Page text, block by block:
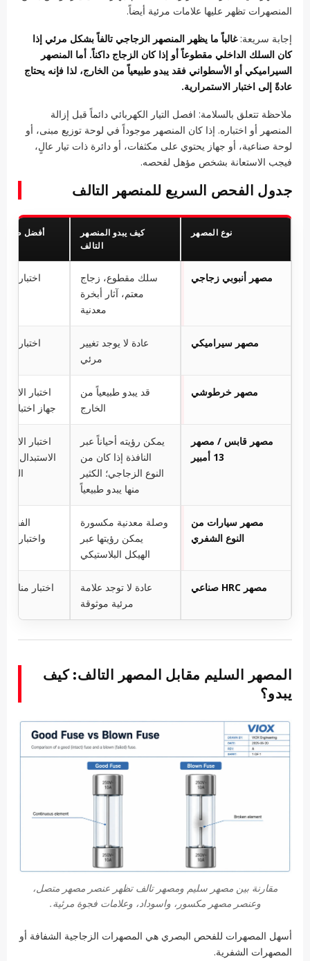
المنصهرات تظهر عليها علامات مرئية أيضاً.
إجابة سريعة:غالباً ما يظهر المنصهر الزجاجي تالفاً بشكل مرئي إذا
كان السلك الداخلي مقطوعاً أو إذا كان الزجاج داكناً. أما المنصهر
السيراميكي أو الأسطواني فقد يبدو طبيعياً من الخارج، لذا فإنه يحتاج
عادةً إلى اختبار الاستمرارية.
ملاحظة تتعلق بالسلامة: افصل التيار الكهربائي دائماً قبل إزالة
المنصهر أو اختباره. إذا كان المنصهر موجوداً في لوحة توزيع مبنى، أو
لوحة صناعية، أو جهاز يحتوي على مكثفات، أو دائرة ذات تيار عالٍ،
فيجب الاستعانة بشخص مؤهل لفحصه.
جدول الفحص السريع للمنصهر التالف
نوع المصهر
كيف يبدو المنصهر
التالف
أفضل طريقة
مصهر أنبوبي زجاجي
سلك مقطوع، زجاج
معتم، آثار أبخرة
معدنية
اختبار
مصهر سيراميكي
عادة لا يوجد تغيير
مرئي
اختبار
مصهر خرطوشي
قد يبدو طبيعياً من
الخارج
اختبار
جهاز اختبار
مصهر قابس / مصهر
13 أمبير
يمكن رؤيته أحياناً عبر
النافذة إذا كان من
النوع الزجاجي؛ الكثير
منها يبدو طبيعياً
اختبار
الاستبدال
مصهر سيارات من
النوع الشفري
وصلة معدنية مكسورة
يمكن رؤيتها عبر
الهيكل البلاستيكي
الفحص
واختبار
مصهر HRC صناعي
عادة لا توجد علامة
مرئية موثوقة
اختبار
المصهر السليم مقابل المصهر التالف: كيف
يبدو؟
مقارنة بين مصهر سليم ومصهر تالف تظهر عنصر مصهر متصل،
وعنصر مصهر مكسور، واسوداد، وعلامات فجوة مرئية.
أسهل المصهرات للفحص البصري هي المصهرات الزجاجية الشفافة أو
المصهرات الشفرية.